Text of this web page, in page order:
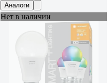
Аналоги
Нет в наличии